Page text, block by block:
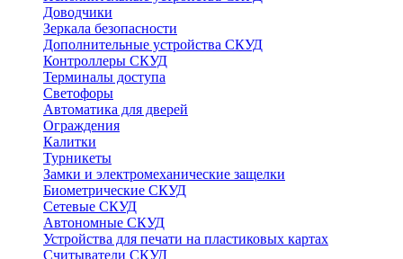
Доводчики
Зеркала безопасности
Дополнительные устройства СКУД
Контроллеры СКУД
Терминалы доступа
Светофоры
Автоматика для дверей
Ограждения
Калитки
Турникеты
Замки и электромеханические защелки
Биометрические СКУД
Сетевые СКУД
Автономные СКУД
Устройства для печати на пластиковых картах
Считыватели СКУД